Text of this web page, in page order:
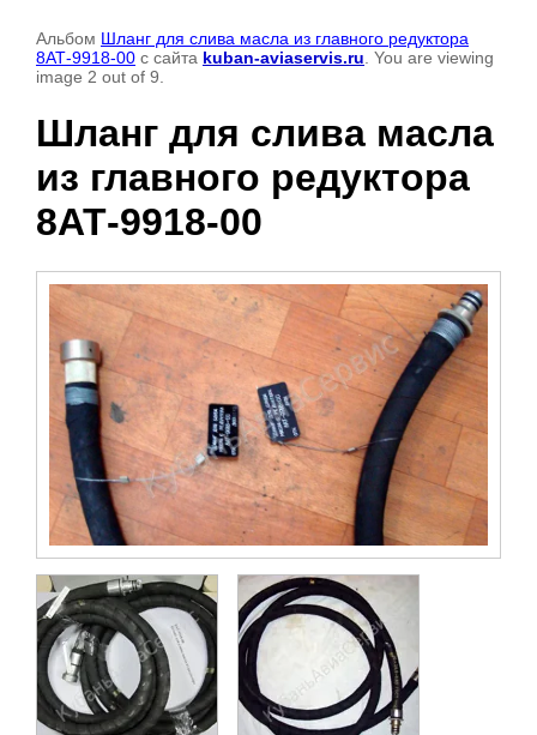
Альбом Шланг для слива масла из главного редуктора
8АТ-9918-00 с сайта kuban-aviaservis.ru . You are viewing
image 2 out of 9.
Шланг для слива масла
из главного редуктора
8АТ-9918-00